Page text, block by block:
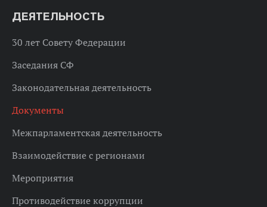
ДЕЯТЕЛЬНОСТЬ
30 лет Совету Федерации
Заседания СФ
Законодательная деятельность
Документы
Межпарламентская деятельность
Взаимодействие с регионами
Мероприятия
Противодействие коррупции